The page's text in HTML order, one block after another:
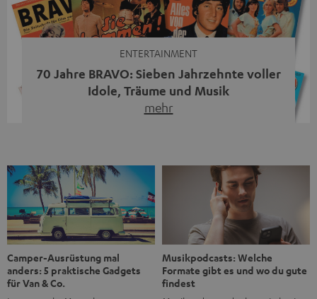
einem einzigen Gerät – und zeigt, dass man für großen
Sound heute keine klassische HiFi-Anlage mehr braucht.
ENTERTAINMENT
70 Jahre BRAVO: Sieben Jahrzehnte voller
Idole, Träume und Musik
mehr
1956 begleitet das Magazin Jugendliche durch Rock und
Pop, kleine Schwärmereien und große Fragen. Zum 70.
Jubiläum werfen wir einen Blick zurück. Vom Filmheft zur
Jugendmarke: Wie die BRAVO ihren Ton fand Als die […]
Camper-Ausrüstung mal
anders: 5 praktische Gadgets
für Van & Co.
Musikpodcasts: Welche
Formate gibt es und wo du gute
findest